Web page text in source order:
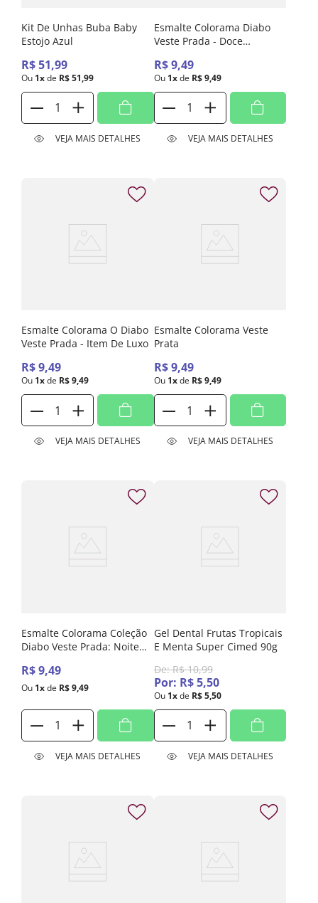
Kit De Unhas Buba Baby
Estojo Azul
R$51,99
Ou 1xde R$51,99
VEJA MAIS DETALHES
Esmalte Colorama Diabo
Veste Prada - Doce
R$ 9,49
Ou 1x de R$ 9,49
VEJA MAIS DETALHES
Esmalte Colorama O Diabo
Veste Prada - Item De Luxo
R$9,49
Ou 1xde R$9,49
VEJA MAIS DETALHES
Esmalte Colorama Veste
Prata
R$ 9,49
Ou 1x de R$ 9,49
VEJA MAIS DETALHES
Esmalte Colorama Coleção
Diabo Veste Prada: Noite
R$9,49
Ou 1xde R$9,49
VEJA MAIS DETALHES
Gel Dental Frutas Tropicais
E Menta Super Cimed 90g
De:R$ 10,99
Por: R$ 5,50
Ou 1x de R$ 5,50
VEJA MAIS DETALHES